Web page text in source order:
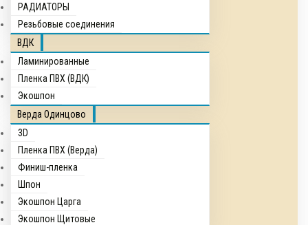
РАДИАТОРЫ
Резьбовые соединения
ВДК
Ламинированные
Пленка ПВХ (ВДК)
Экошпон
Верда Одинцово
3D
Пленка ПВХ (Верда)
Финиш-пленка
Шпон
Экошпон Царга
Экошпон Щитовые